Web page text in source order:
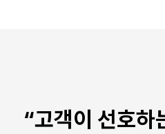
“고객이 선호하